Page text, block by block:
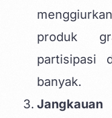
produk
partisipasi
banyak.
Jangkauan